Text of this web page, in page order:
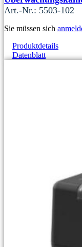
Art.-Nr.: 5503-102
Sie müssen sich
Produktdetails
Datenblatt